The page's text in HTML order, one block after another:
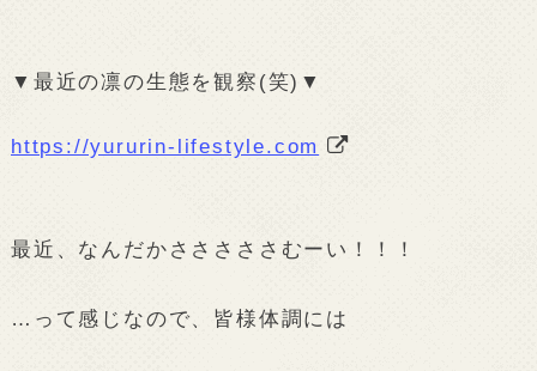
▼最近の凛の生態を観察(笑)▼
https://yururin-lifestyle.com
最近、なんだかさささささむーい！！！
…って感じなので、皆様体調には